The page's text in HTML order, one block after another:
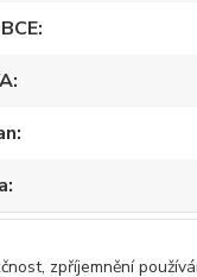
zpříjemnění